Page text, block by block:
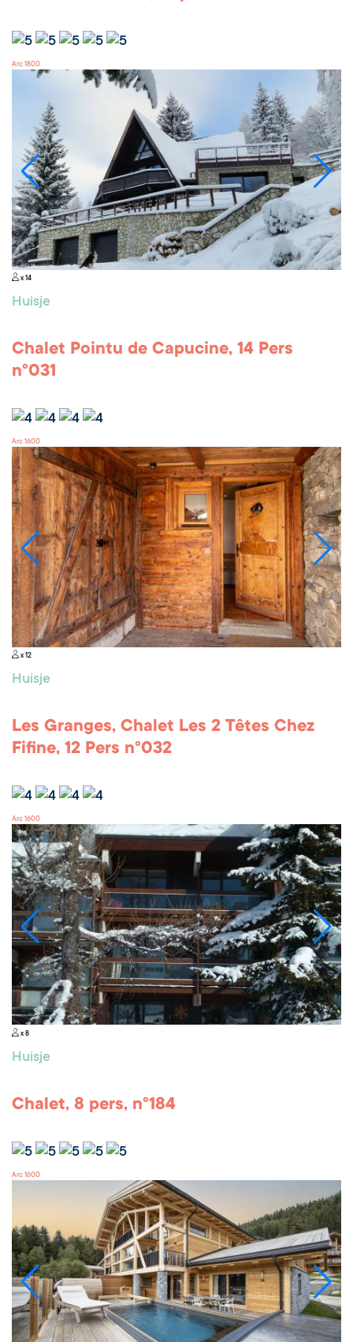
Arc 1800
x 14
Huisje
Chalet Pointu de Capucine, 14 Pers
n°031
Arc 1600
x 12
Huisje
Les Granges, Chalet Les 2 Têtes Chez
Fifine, 12 Pers n°032
Arc 1600
x 8
Huisje
Chalet, 8 pers, n°184
Arc 1600